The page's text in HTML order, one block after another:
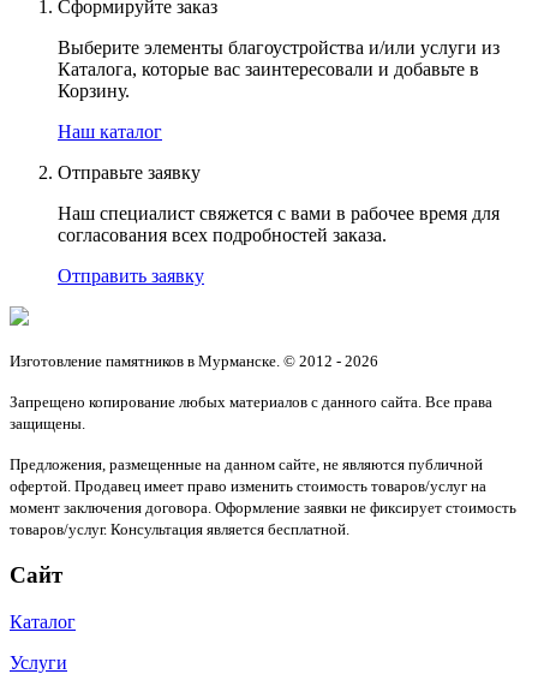
Сформируйте заказ
Выберите элементы благоустройства и/или услуги из
Каталога, которые вас заинтересовали и добавьте в
Корзину.
Наш каталог
Отправьте заявку
Наш специалист свяжется с вами в рабочее время для
согласования всех подробностей заказа.
Отправить заявку
Изготовление памятников в Мурманске. © 2012 - 2026
Запрещено копирование любых материалов с данного сайта. Все права
защищены.
Предложения, размещенные на данном сайте, не являются публичной
офертой. Продавец имеет право изменить стоимость товаров/услуг на
момент заключения договора. Оформление заявки не фиксирует стоимость
товаров/услуг. Консультация является бесплатной.
Сайт
Каталог
Услуги